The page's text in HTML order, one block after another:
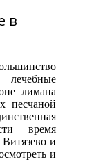
в
лимана
песчаной
время
и
и